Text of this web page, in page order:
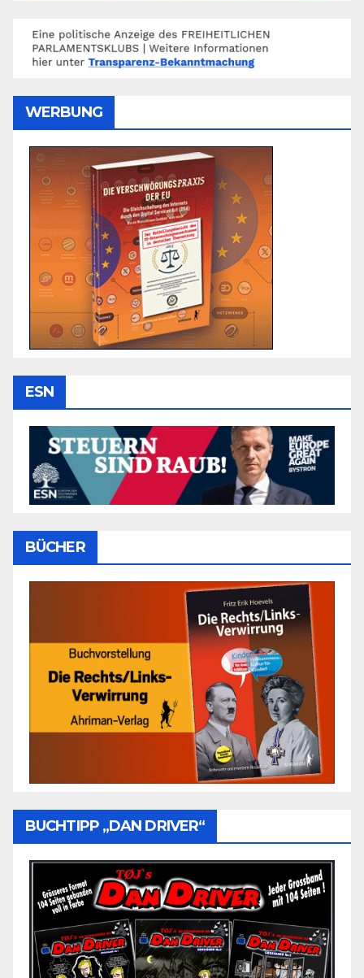
WERBUNG
ESN
BÜCHER
BUCHTIPP „DAN DRIVER“